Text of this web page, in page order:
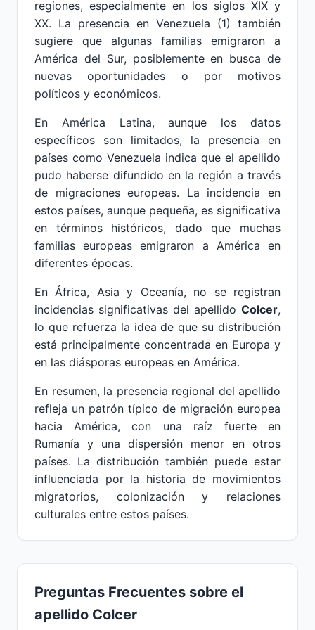
regiones, especialmente en los siglos XIX y
XX. La presencia en Venezuela (1) también
sugiere que algunas familias emigraron a
América del Sur, posiblemente en busca de
nuevas oportunidades o por motivos
políticos y económicos.
En América Latina, aunque los datos
específicos son limitados, la presencia en
países como Venezuela indica que el apellido
pudo haberse difundido en la región a través
de migraciones europeas. La incidencia en
estos países, aunque pequeña, es significativa
en términos históricos, dado que muchas
familias europeas emigraron a América en
diferentes épocas.
En África, Asia y Oceanía, no se registran
incidencias significativas del apellido Colcer,
lo que refuerza la idea de que su distribución
está principalmente concentrada en Europa y
en las diásporas europeas en América.
En resumen, la presencia regional del apellido
refleja un patrón típico de migración europea
hacia América, con una raíz fuerte en
Rumanía y una dispersión menor en otros
países. La distribución también puede estar
influenciada por la historia de movimientos
migratorios, colonización y relaciones
culturales entre estos países.
Preguntas Frecuentes sobre el
apellido Colcer